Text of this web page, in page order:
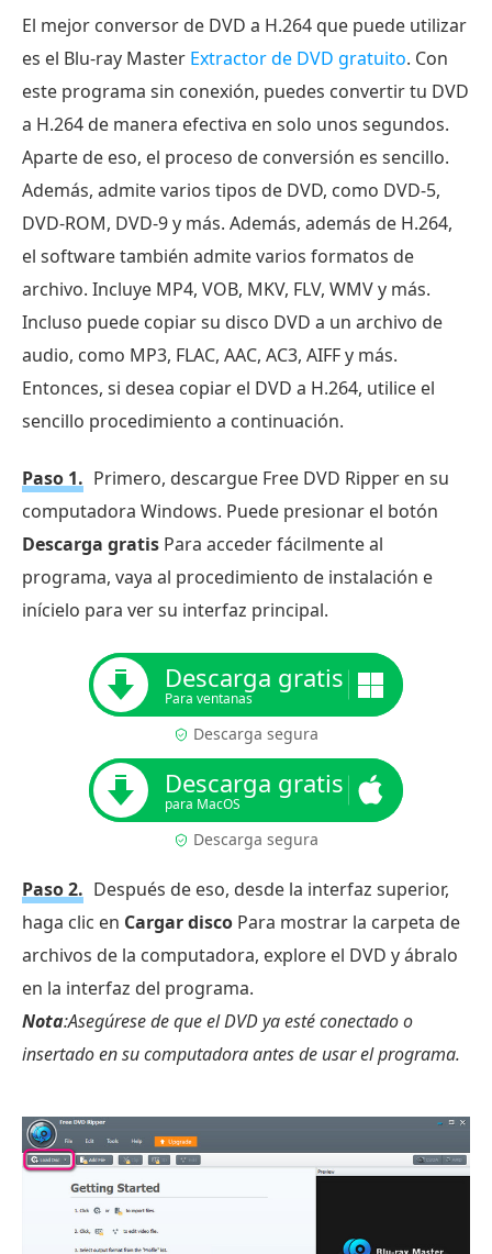
El mejor conversor de DVD a H.264 que puede utilizar
es el Blu-ray Master Extractor de DVD gratuito. Con
este programa sin conexión, puedes convertir tu DVD
a H.264 de manera efectiva en solo unos segundos.
Aparte de eso, el proceso de conversión es sencillo.
Además, admite varios tipos de DVD, como DVD-5,
DVD-ROM, DVD-9 y más. Además, además de H.264,
el software también admite varios formatos de
archivo. Incluye MP4, VOB, MKV, FLV, WMV y más.
Incluso puede copiar su disco DVD a un archivo de
audio, como MP3, FLAC, AAC, AC3, AIFF y más.
Entonces, si desea copiar el DVD a H.264, utilice el
sencillo procedimiento a continuación.
Paso 1. Primero, descargue Free DVD Ripper en su
computadora Windows. Puede presionar el botón
Descarga gratis Para acceder fácilmente al
programa, vaya al procedimiento de instalación e
inícielo para ver su interfaz principal.
Descarga gratis
Para ventanas
Descarga segura
Descarga gratis
para MacOS
Descarga segura
Paso 2. Después de eso, desde la interfaz superior,
haga clic en Cargar disco Para mostrar la carpeta de
archivos de la computadora, explore el DVD y ábralo
en la interfaz del programa.
Nota:Asegúrese de que el DVD ya esté conectado o
insertado en su computadora antes de usar el programa.